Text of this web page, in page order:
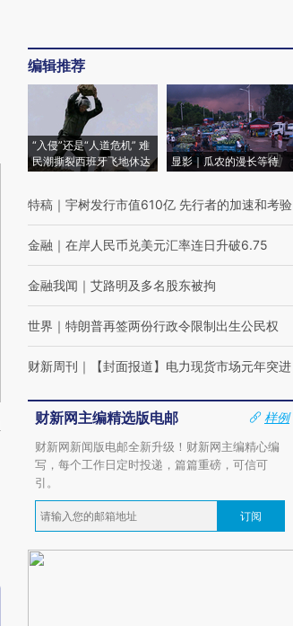
编辑推荐
“入侵”还是“人道危机” 难
民潮撕裂西班牙飞地休达
显影｜瓜农的漫长等待
特稿 ｜ 宇树发行市值610亿 先行者的加速和考验
金融 ｜ 在岸人民币兑美元汇率连日升破6.75
金融我闻 ｜ 艾路明及多名股东被拘
世界 ｜ 特朗普再签两份行政令限制出生公民权
财新周刊 ｜ 【封面报道】电力现货市场元年突进
财新网主编精选版电邮
样例
财新网新闻版电邮全新升级！财新网主编精心编
写，每个工作日定时投递，篇篇重磅，可信可
引。
订阅